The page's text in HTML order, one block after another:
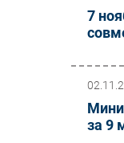
7
за 9